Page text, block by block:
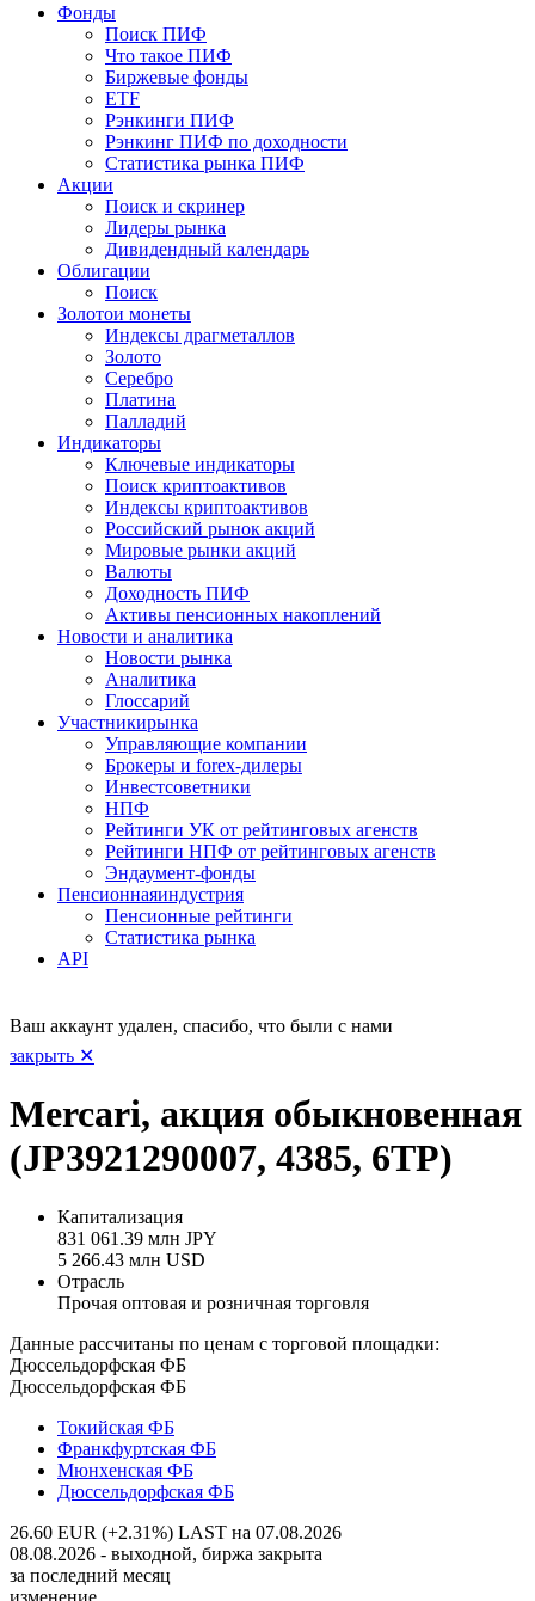
Фонды
Поиск ПИФ
Что такое ПИФ
Биржевые фонды
ETF
Рэнкинги ПИФ
Рэнкинг ПИФ по доходности
Статистика рынка ПИФ
Акции
Поиск и скринер
Лидеры рынка
Дивидендный календарь
Облигации
Поиск
Золотои монеты
Индексы драгметаллов
Золото
Серебро
Платина
Палладий
Индикаторы
Ключевые индикаторы
Поиск криптоактивов
Индексы криптоактивов
Российский рынок акций
Мировые рынки акций
Валюты
Доходность ПИФ
Активы пенсионных накоплений
Новости и аналитика
Новости рынка
Аналитика
Глоссарий
Участникирынка
Управляющие компании
Брокеры и forex-дилеры
Инвестсоветники
НПФ
Рейтинги УК от рейтинговых агенств
Рейтинги НПФ от рейтинговых агенств
Эндаумент-фонды
Пенсионнаяиндустрия
Пенсионные рейтинги
Статистика рынка
API
Ваш аккаунт удален, спасибо, что были с нами
закрыть ✕
Mercari, акция обыкновенная
(JP3921290007, 4385, 6TP)
Капитализация
831 061.39 млн JPY
5 266.43 млн USD
Отрасль
Прочая оптовая и розничная торговля
Данные рассчитаны по ценам с торговой площадки:
Дюссельдорфская ФБ
Дюссельдорфская ФБ
Токийская ФБ
Франкфуртская ФБ
Мюнхенская ФБ
Дюссельдорфская ФБ
26.60 EUR (+2.31%) LAST на 07.08.2026
08.08.2026 - выходной, биржа закрыта
за последний месяц
изменение